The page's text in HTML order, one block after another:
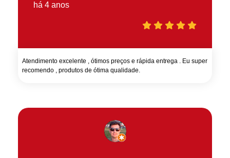
há 4 anos
Atendimento excelente , ótimos preços e rápida entrega . Eu super
recomendo , produtos de ótima qualidade.